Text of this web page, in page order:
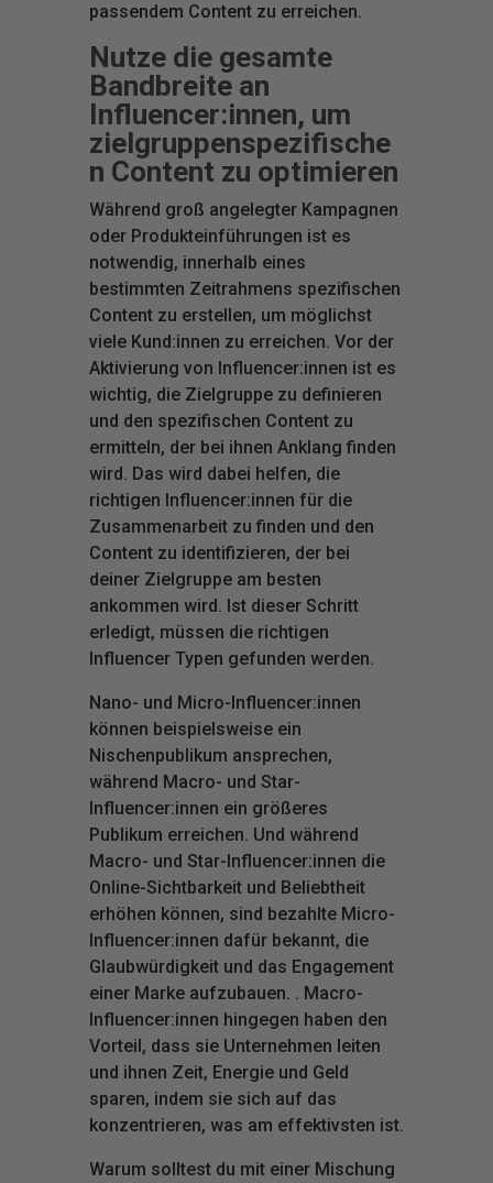
passendem Content zu erreichen.
Nutze die gesamte
Bandbreite an
Influencer:innen, um
zielgruppenspezifische
n Content zu optimieren
Während groß angelegter Kampagnen
oder Produkteinführungen ist es
notwendig, innerhalb eines
bestimmten Zeitrahmens spezifischen
Content zu erstellen, um möglichst
viele Kund:innen zu erreichen. Vor der
Aktivierung von Influencer:innen ist es
wichtig, die Zielgruppe zu definieren
und den spezifischen Content zu
ermitteln, der bei ihnen Anklang finden
wird. Das wird dabei helfen, die
richtigen Influencer:innen für die
Zusammenarbeit zu finden und den
Content zu identifizieren, der bei
deiner Zielgruppe am besten
ankommen wird. Ist dieser Schritt
erledigt, müssen die richtigen
Influencer Typen gefunden werden.
Nano- und Micro-Influencer:innen
können beispielsweise ein
Nischenpublikum ansprechen,
während Macro- und Star-
Influencer:innen ein größeres
Publikum erreichen. Und während
Macro- und Star-Influencer:innen die
Online-Sichtbarkeit und Beliebtheit
erhöhen können, sind bezahlte Micro-
Influencer:innen dafür bekannt, die
Glaubwürdigkeit und das Engagement
einer Marke aufzubauen. . Macro-
Influencer:innen hingegen haben den
Vorteil, dass sie Unternehmen leiten
und ihnen Zeit, Energie und Geld
sparen, indem sie sich auf das
konzentrieren, was am effektivsten ist.
Warum solltest du mit einer Mischung